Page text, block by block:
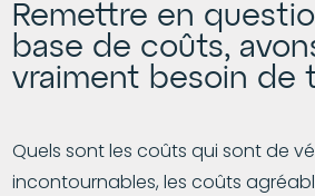
Remettre en
base de coûts,
vraiment besoin de
Quels sont les coûts qui sont de
incontournables, les coûts